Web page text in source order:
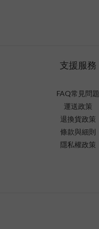
支援服務
FAQ常見問題
運送政策
退換貨政策
條款與細則
隱私權政策